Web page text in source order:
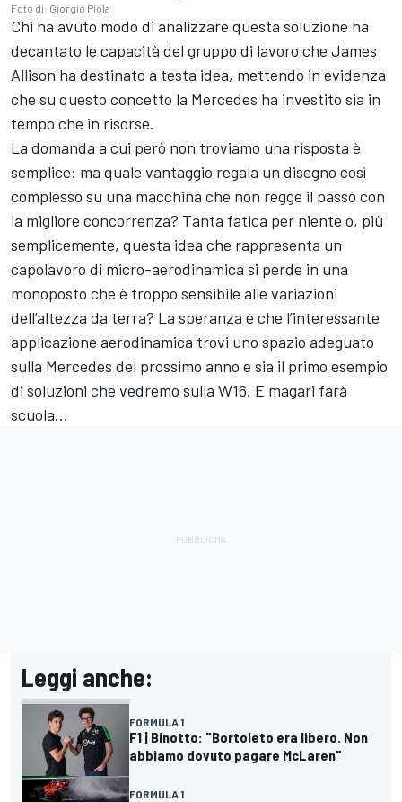
Foto di: Giorgio Piola
Chi ha avuto modo di analizzare questa soluzione ha
decantato le capacità del gruppo di lavoro che James
Allison ha destinato a testa idea, mettendo in evidenza
che su questo concetto la Mercedes ha investito sia in
tempo che in risorse.
La domanda a cui però non troviamo una risposta è
semplice: ma quale vantaggio regala un disegno così
complesso su una macchina che non regge il passo con
la migliore concorrenza? Tanta fatica per niente o, più
semplicemente, questa idea che rappresenta un
capolavoro di micro-aerodinamica si perde in una
monoposto che è troppo sensibile alle variazioni
dell’altezza da terra? La speranza è che l’interessante
applicazione aerodinamica trovi uno spazio adeguato
sulla Mercedes del prossimo anno e sia il primo esempio
di soluzioni che vedremo sulla W16. E magari farà
scuola…
Leggi anche:
FORMULA 1
F1 | Binotto: "Bortoleto era libero. Non
abbiamo dovuto pagare McLaren"
FORMULA 1